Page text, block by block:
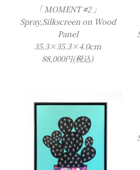
「 MOMENT #2 」
Spray,Silkscreen on Wood
Panel
35.3×35.3×4.0cm
88,000円(税込)